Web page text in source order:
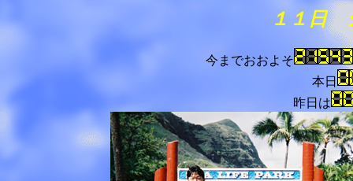
１１日
今までおおよそ
本日
昨日は